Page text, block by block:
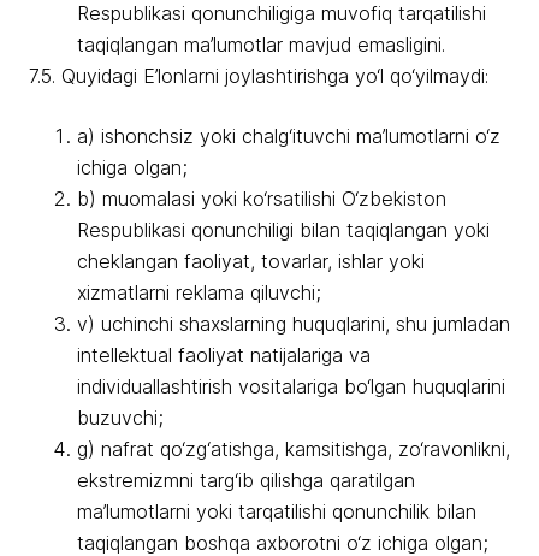
Respublikasi qonunchiligiga muvofiq tarqatilishi
taqiqlangan ma’lumotlar mavjud emasligini.
7.5. Quyidagi E’lonlarni joylashtirishga yo‘l qo‘yilmaydi:
a) ishonchsiz yoki chalg‘ituvchi ma’lumotlarni o‘z
ichiga olgan;
b) muomalasi yoki ko‘rsatilishi O‘zbekiston
Respublikasi qonunchiligi bilan taqiqlangan yoki
cheklangan faoliyat, tovarlar, ishlar yoki
xizmatlarni reklama qiluvchi;
v) uchinchi shaxslarning huquqlarini, shu jumladan
intellektual faoliyat natijalariga va
individuallashtirish vositalariga bo‘lgan huquqlarini
buzuvchi;
g) nafrat qo‘zg‘atishga, kamsitishga, zo‘ravonlikni,
ekstremizmni targ‘ib qilishga qaratilgan
ma’lumotlarni yoki tarqatilishi qonunchilik bilan
taqiqlangan boshqa axborotni o‘z ichiga olgan;